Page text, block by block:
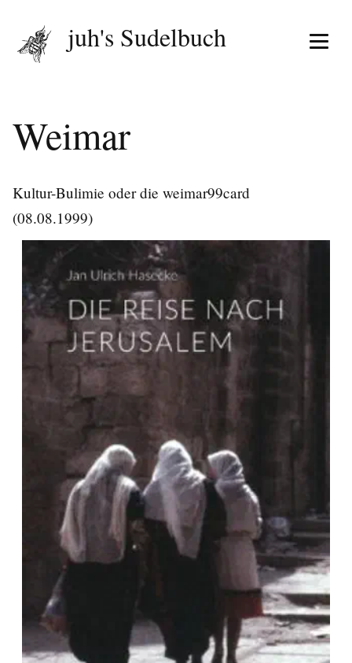
Menü
juh's Sudelbuch
Weimar
Kultur-Bulimie oder die weimar99card
(08.08.1999)